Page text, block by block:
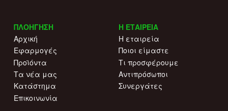
ΠΛΟΗΓΗΣΗ
Αρχική
Εφαρμογές
Προϊόντα
Τα νέα μας
Κατάστημα
Επικοινωνία
Η ΕΤΑΙΡΕΙΑ
Η εταιρεία
Ποιοι είμαστε
Τι προσφέρουμε
Αντιπρόσωποι
Συνεργάτες